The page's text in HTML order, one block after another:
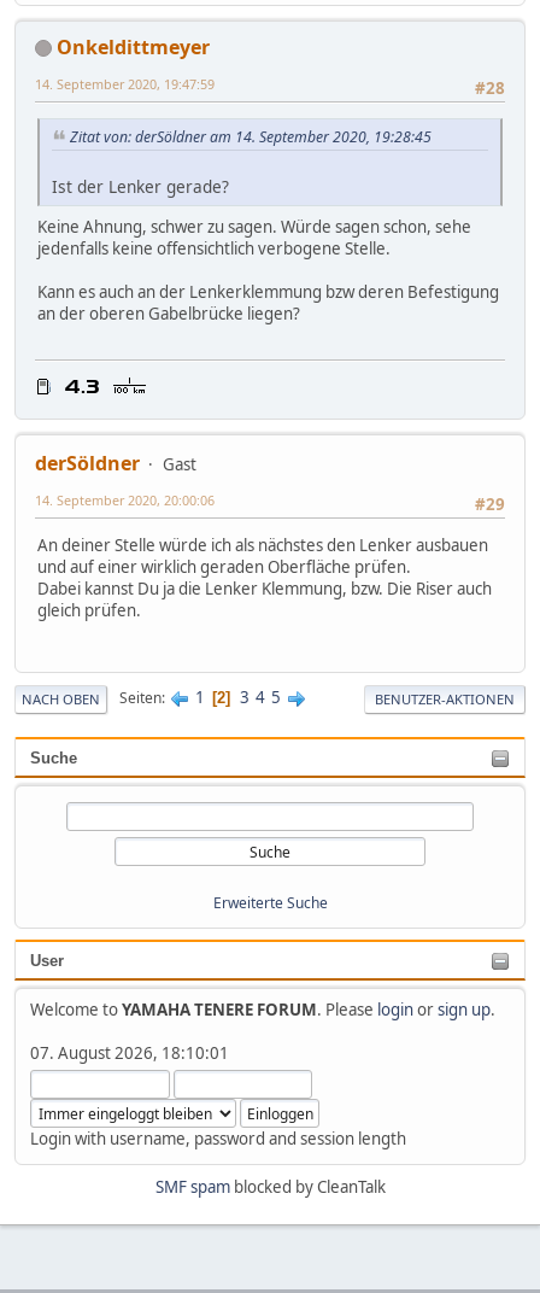
Suche
Erweiterte Suche
User
Welcome toYAMAHA TENERE FORUM. Please loginorsign up.
07. August 2026, 18:10:01
Login with username, password and session length
Onkeldittmeyer
#28
14. September 2020, 19:47:59
Zitat von: derSöldner am 14. September 2020, 19:28:45
Ist der Lenker gerade?
Keine Ahnung, schwer zu sagen. Würde sagen schon, sehe
jedenfalls keine offensichtlich verbogene Stelle.
Kann es auch an der Lenkerklemmung bzw deren Befestigung
an der oberen Gabelbrücke liegen?
derSöldner
Gast
#29
14. September 2020, 20:00:06
An deiner Stelle würde ich als nächstes den Lenker ausbauen
und auf einer wirklich geraden Oberfläche prüfen.
Dabei kannst Du ja die Lenker Klemmung, bzw. Die Riser auch
gleich prüfen.
NACH OBEN Seiten 1 2 3 4 5 BENUTZER-AKTIONEN
SMF spamblocked by CleanTalk